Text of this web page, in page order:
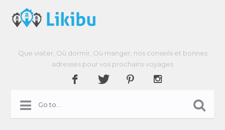
Que visiter, Où dormir, Où manger, nos conseils et bonnes
adresses pour vos prochains voyages